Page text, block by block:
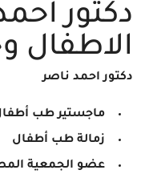
دكتور
الاطفال
دكتور احمد ناصر
ماجستير طب
زمالة طب أطفال
عضو الجمعية